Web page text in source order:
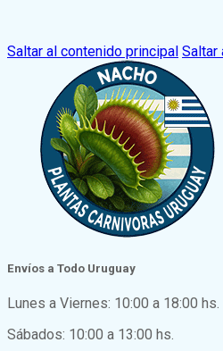
Saltar al contenido principal Saltar
Envíos a Todo Uruguay
Lunes a Viernes: 10:00 a 18:00 hs.
Sábados: 10:00 a 13:00 hs.